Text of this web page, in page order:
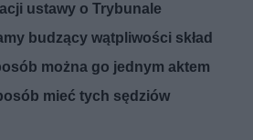
ustawy o Trybunale
budzący wątpliwości skład
można go jednym aktem
mieć tych sędziów